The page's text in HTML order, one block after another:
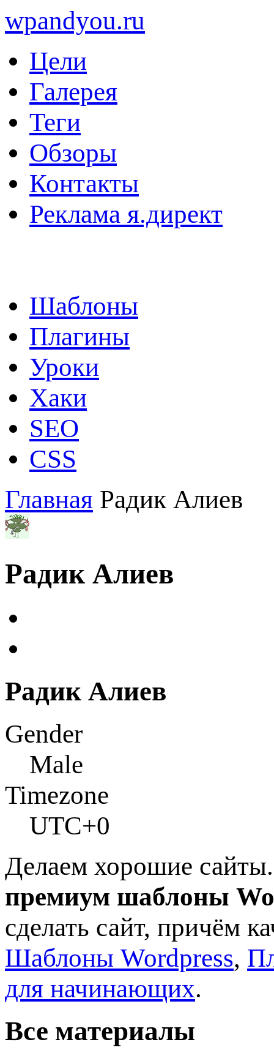
wpandyou.ru
Цели
Галерея
Теги
Обзоры
Контакты
Реклама я.директ
Шаблоны
Плагины
Уроки
Хаки
SEO
CSS
Главная Радик Алиев
Радик Алиев
Радик Алиев
Gender
Male
Timezone
UTC+0
Делаем хорошие
премиум шаблоны
сделать сайт, причём
Шаблоны Wordpress,
для начинающих.
Все материалы